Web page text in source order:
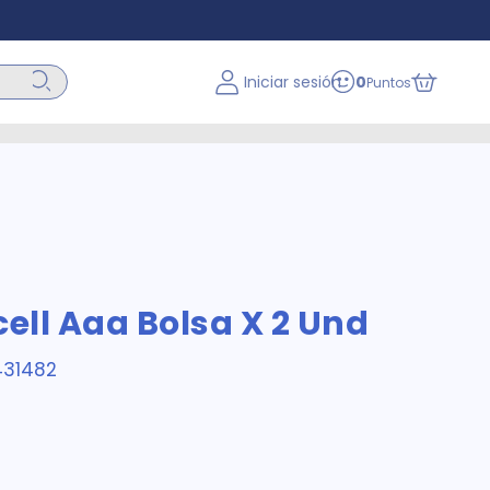
Iniciar sesión 0Puntos
Aaa Bolsa X 2 Und